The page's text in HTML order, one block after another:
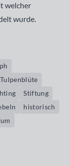
welcher
wurde.
Tulpenblüte
Stiftung
historisch